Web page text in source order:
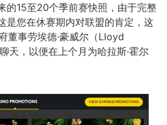
的15至20个季前赛快照，由于完整
是您在休赛期内对联盟的肯定，这
董事劳埃德·豪威尔（Lloyd
天，以便在上个月为哈拉斯·霍尔